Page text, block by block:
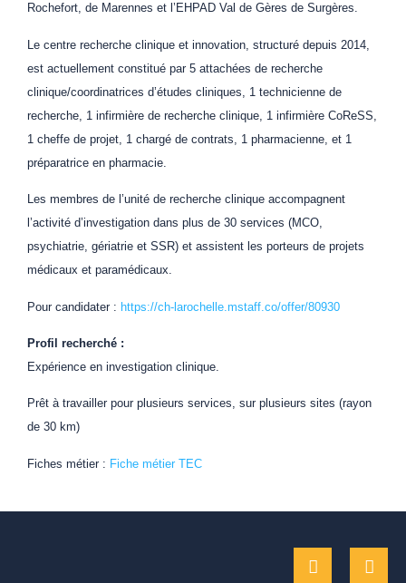
Rochefort, de Marennes et l’EHPAD Val de Gères de Surgères.
Le centre recherche clinique et innovation, structuré depuis 2014,
est actuellement constitué par 5 attachées de recherche
clinique/coordinatrices d’études cliniques, 1 technicienne de
recherche, 1 infirmière de recherche clinique, 1 infirmière CoReSS,
1 cheffe de projet, 1 chargé de contrats, 1 pharmacienne, et 1
préparatrice en pharmacie.
Les membres de l’unité de recherche clinique accompagnent
l’activité d’investigation dans plus de 30 services (MCO,
psychiatrie, gériatrie et SSR) et assistent les porteurs de projets
médicaux et paramédicaux.
Pour candidater : https://ch-larochelle.mstaff.co/offer/80930
Profil recherché :
Expérience en investigation clinique.
Prêt à travailler pour plusieurs services, sur plusieurs sites (rayon
de 30 km)
Fiches métier : Fiche métier TEC